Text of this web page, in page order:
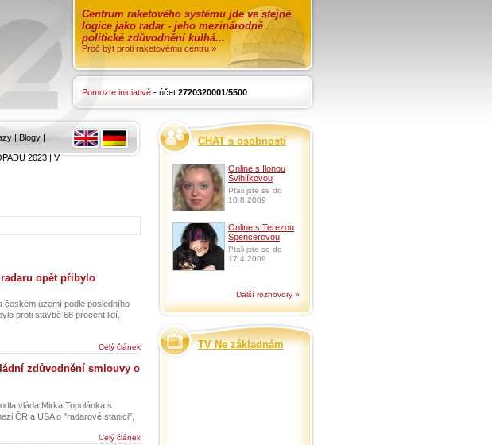
Centrum raketového systému jde ve stejné
logice jako radar - jeho mezinárodně
politické zdůvodnění kulhá...
Proč být proti raketovému centru »
Pomozte iniciativě - účet 2720320001/5500
| Blogy |
2023|V
opět přibylo
českém území podle posledního
proti stavbě 68 procent lidí,
Celý článek
zdůvodnění smlouvy o
vláda Mirka Topolánka s
ČR a USA o "radarové stanici",
Celý článek
CHAT s osobností
Online s Ilonou
Švihlíkovou
Ptali jste se do
10.8.2009
Online s Terezou
Spencerovou
Ptali jste se do
17.4.2009
Další rozhovory »
TV Ne základnám